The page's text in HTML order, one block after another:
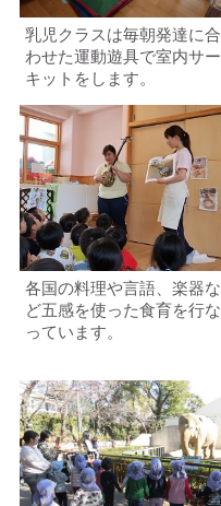
乳児クラスは毎朝発達に合
わせた運動遊具で室内サー
キットをします。
各国の料理や言語、楽器な
ど五感を使った食育を行な
っています。